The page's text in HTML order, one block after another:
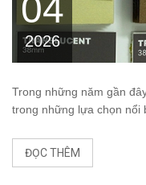
04
2026
Trong những năm gần
trong những lựa chọn nổi
ĐỌC THÊM